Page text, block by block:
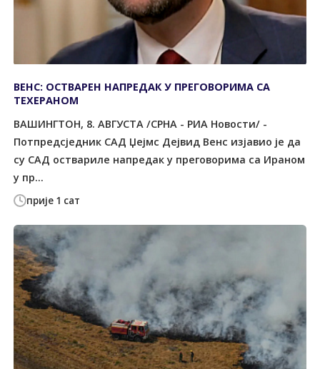
прије 1 сат
ВЕНС: ОСТВАРЕН НАПРЕДАК У ПРЕГОВОРИМА СА
ТЕХЕРАНОМ
ВАШИНГТОН, 8. АВГУСТА /СРНА - РИА Новости/ -
Потпредсједник САД Џејмс Дејвид Венс изјавио је да
су САД оствариле напредак у преговорима са Ираном
у пр...